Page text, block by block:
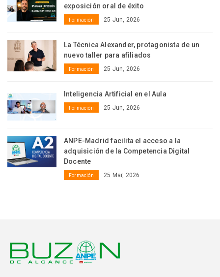
exposición oral de éxito
Formación 25 Jun, 2026
La Técnica Alexander, protagonista de un
nuevo taller para afiliados
Formación 25 Jun, 2026
Inteligencia Artificial en el Aula
Formación 25 Jun, 2026
ANPE-Madrid facilita el acceso a la
adquisición de la Competencia Digital
Docente
Formación 25 Mar, 2026